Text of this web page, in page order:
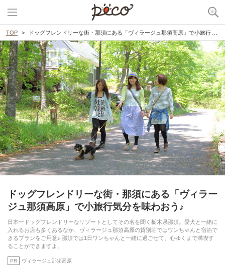
TOP ドッグフレンドリーな街・那須にある「ヴィラージュ那須高原」で小旅行気分を味わおう♪
ドッグフレンドリーな街・那須にある「ヴィラー
ジュ那須高原」で小旅行気分を味わおう♪
日本一ドッグフレンドリーなリゾートとしてその名を聞く栃木県那須。愛犬と一緒に
入れるお店も多くあるなか、ヴィラージュ那須高原の貸別荘ではワンちゃんと宿泊で
きるプランをご用意♪ 那須では1日ワンちゃんと一緒に過ごせて、心ゆくまで満喫す
ることができますよ。
PR ヴィラージュ那須高原